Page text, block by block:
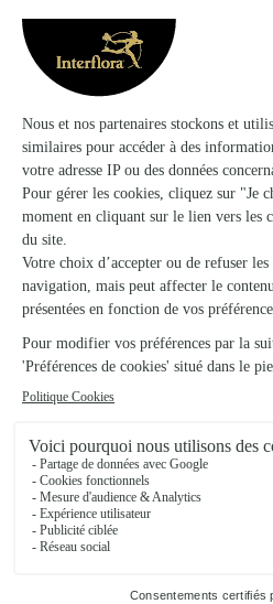
★ ★ ★
Excellent
Comme pour tous les
fleurs. Je reste fidèle à Interflora
bouquets sont toujours
très efficace. Je recommande.
11/07/2026
★ ★ ★ ★ ★
Après avoir eu un souci à la
Après avoir eu un souci à la
fanées avec un nouveau bouquet.
votre suivi sérieux…
27/01/2026
★